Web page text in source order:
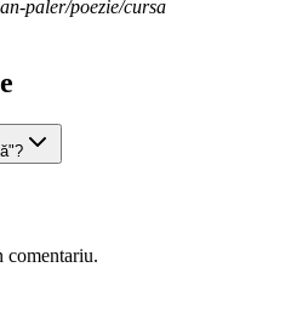
paler/poezie/cursa
comentariu.